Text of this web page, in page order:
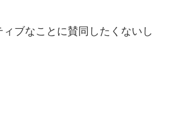
ブなことに賛同したくないし